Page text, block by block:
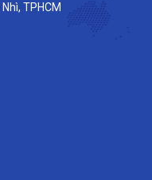
TPHCM